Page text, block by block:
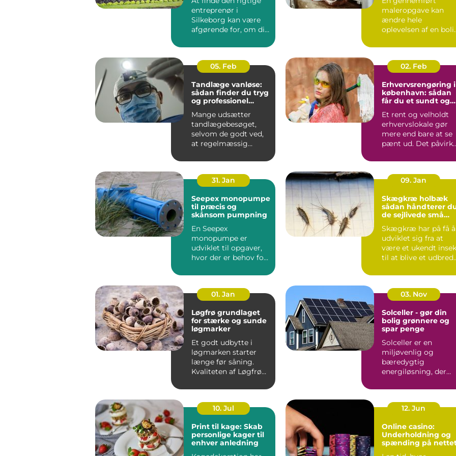
entreprenør i
Silkeborg kan være
afgørende for, om dit
haveprojekt...
maleropgave kan
ændre hele
oplevelsen af en
Farver, finish...
05. Feb
Tandlæge vanløse:
sådan finder du tryg
og professionel
Mange udsætter
tandlægebesøget,
selvom de godt ved,
at regelmæssig
Nogle gør de...
02. Feb
Erhvervsrengøring i
københavn: sådan
får du et sundt og
arbejdsmiljø
Et rent og velholdt
erhvervslokale gør
mere end bare at se
pænt ud. Det
medarbejdernes...
31. Jan
Seepex monopumpe
til præcis og
skånsom pumpning
En Seepex
monopumpe er
udviklet til opgaver,
hvor der er behov for
skånsom håndterin...
09. Jan
Skægkræ holbæk
sådan håndterer
de sejlivede små
Skægkræ har på få
udviklet sig fra at
være et ukendt
til at blive et udbredt
01. Jan
Løgfrø grundlaget
for stærke og sunde
løgmarker
Et godt udbytte i
løgmarken starter
længe før såning.
Kvaliteten af Løgfrø
planter...
03. Nov
Solceller - gør din
bolig grønnere og
spar penge
Solceller er en
miljøvenlig og
bæredygtig
energiløsning, der
mere...
10. Jul
Print til kage: Skab
personlige kager til
enhver anledning
12. Jun
Online casino:
Underholdning og
spænding på